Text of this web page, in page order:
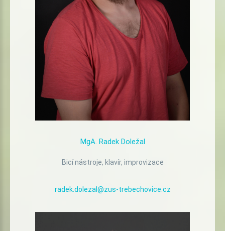
MgA. Radek Doležal
Bicí nástroje, klavír, improvizace
radek.dolezal@zus-trebechovice.cz